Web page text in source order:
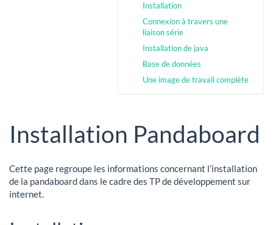
Installation
Connexion à travers une
liaison série
Installation de java
Base de données
Une image de travail complète
Installation Pandaboard
Cette page regroupe les informations concernant l’installation
de la pandaboard dans le cadre des TP de développement sur
internet.